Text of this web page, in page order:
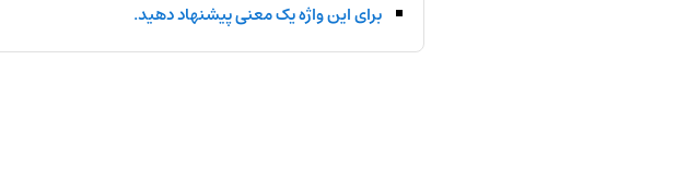
برای این واژه یک معنی پیشنهاد دهید.